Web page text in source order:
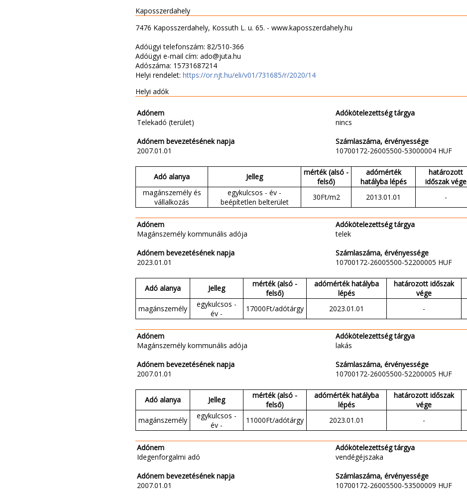
Kaposszerdahely
7476 Kaposszerdahely, Kossuth L. u. 65. - www.kaposszerdahely.hu
Adóügyi telefonszám: 82/510-366
Adóügyi e-mail cím: ado@juta.hu
Adószáma: 15731687214
Helyi rendelet: https://or.njt.hu/eli/v01/731685/r/2020/14
Helyi adók
Adónem
Telekadó (terület)
Adónem bevezetésének napja
2007.01.01
Adókötelezettség tárgya
nincs
Számlaszáma, érvényessége
10700172-26005500-53000004 HUF
Adó alanya Jelleg
mérték (alsó -
felső)
adómérték
hatályba lépés
határozott
időszak vége
magánszemély és
vállalkozás
egykulcsos - év -
beépítetlen belterület
30Ft/m2 2013.01.01 -
Adónem
Magánszemély kommunális adója
Adónem bevezetésének napja
2023.01.01
Adókötelezettség tárgya
telek
Számlaszáma, érvényessége
10700172-26005500-52200005 HUF
Adó alanya Jelleg
mérték (alsó -
felső)
adómérték hatályba
lépés
határozott időszak
vége
magánszemély
egykulcsos -
év -
17000Ft/adótárgy 2023.01.01 -
Adónem
Magánszemély kommunális adója
Adónem bevezetésének napja
2007.01.01
Adókötelezettség tárgya
lakás
Számlaszáma, érvényessége
10700172-26005500-52200005 HUF
Adó alanya Jelleg
mérték (alsó -
felső)
adómérték hatályba
lépés
határozott időszak
vége
magánszemély
egykulcsos -
év -
11000Ft/adótárgy 2023.01.01 -
Adónem
Idegenforgalmi adó
Adónem bevezetésének napja
2007.01.01
Adókötelezettség tárgya
vendégéjszaka
Számlaszáma, érvényessége
10700172-26005500-53500009 HUF